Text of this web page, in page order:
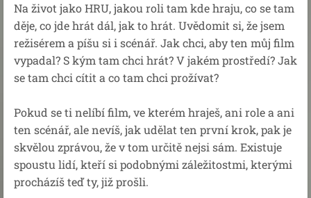
Na život jako HRU, jakou roli tam kde hraju, co se tam
děje, co jde hrát dál, jak to hrát. Uvědomit si, že jsem
režisérem a píšu si i scénář. Jak chci, aby ten můj film
vypadal? S kým tam chci hrát? V jakém prostředí? Jak
se tam chci cítit a co tam chci prožívat?
Pokud se ti nelíbí film, ve kterém hraješ, ani role a ani
ten scénář, ale nevíš, jak udělat ten první krok, pak je
skvělou zprávou, že v tom určitě nejsi sám. Existuje
spoustu lidí, kteří si podobnými záležitostmi, kterými
procházíš teď ty, již prošli.